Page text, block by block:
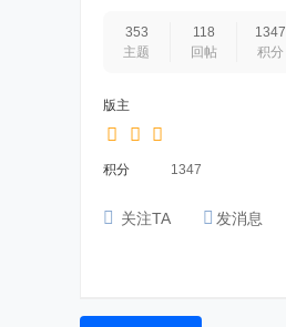
353
主题
118
回帖
1347
积分
版主
积分 1347
关注TA 发消息